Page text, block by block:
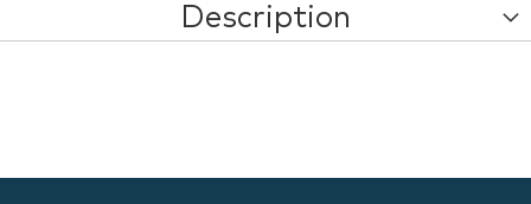
Description